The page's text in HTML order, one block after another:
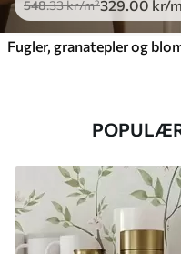
548.33kr/m²329.00 kr/